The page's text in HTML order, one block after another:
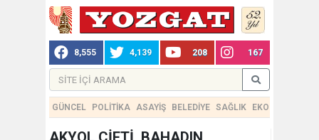
8,555 4,139 208 167
GÜNCEL POLİTİKA ASAYİŞ BELEDİYE SAĞLIK EKONOMİ